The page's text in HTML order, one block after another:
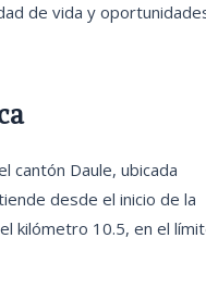
de vida y
cantón Daule, ubicada
desde el inicio de la
kilómetro 10.5, en el